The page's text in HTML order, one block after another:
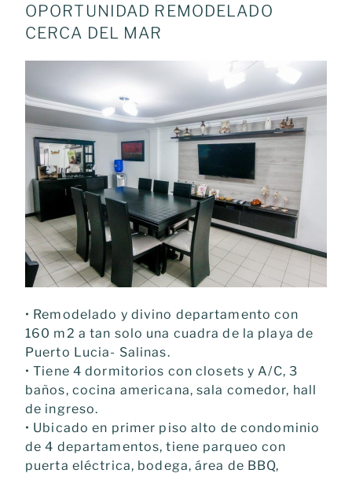
OPORTUNIDAD REMODELADO
CERCA DEL MAR
• Remodelado y divino departamento con
160 m2 a tan solo una cuadra de la playa de
Puerto Lucia- Salinas.
• Tiene 4 dormitorios con closets y A/C, 3
baños, cocina americana, sala comedor, hall
de ingreso.
• Ubicado en primer piso alto de condominio
de 4 departamentos, tiene parqueo con
puerta eléctrica, bodega, área de BBQ,